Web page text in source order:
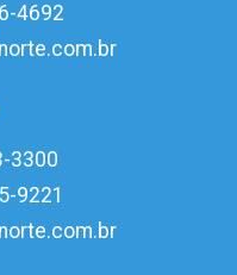
4692
3300
9221